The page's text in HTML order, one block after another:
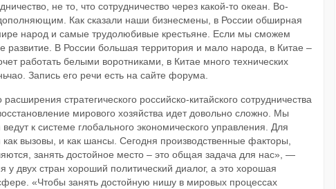
не то, что сотрудничество через какой-то океан. Во-
Как сказали наши бизнесмены, в России обширная
народ и самые трудолюбивые крестьяне. Если мы сможем
развитие. В России большая территория и мало народа, в Китае –
работать белыми воротниками, в Китае много технических
Запись его речи есть на сайте форума.
стратегического российско-китайского сотрудничества
мирового хозяйства идет довольно сложно. Мы
к системе глобального экономического управления. Для
вызовы, и как шансы. Сегодня производственные факторы,
занять достойное место – это общая задача для нас», —
двух стран хороший политический диалог, а это хорошая
«Чтобы занять достойную нишу в мировых процессах